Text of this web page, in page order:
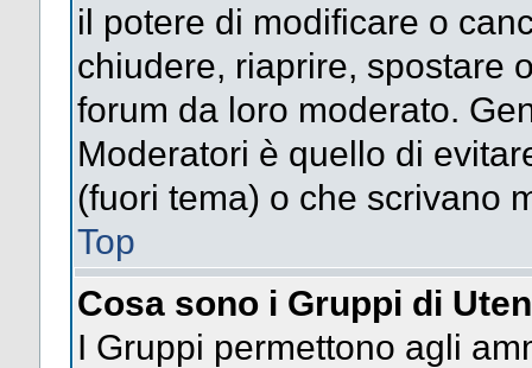
il potere di modificare o
chiudere, riaprire, spostare
forum da loro moderato.
Moderatori è quello di
(fuori tema) o che scrivano
Top
Cosa sono i Gruppi di
I Gruppi permettono agli